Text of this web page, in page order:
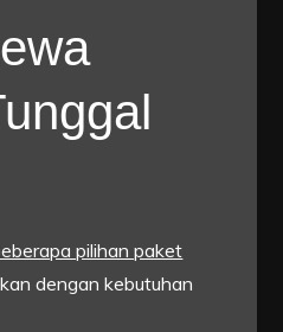
pilihan paket
dengan kebutuhan